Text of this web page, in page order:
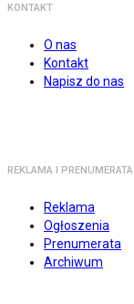
KONTAKT
O nas
Kontakt
Napisz do nas
REKLAMA I PRENUMERATA
Reklama
Ogłoszenia
Prenumerata
Archiwum